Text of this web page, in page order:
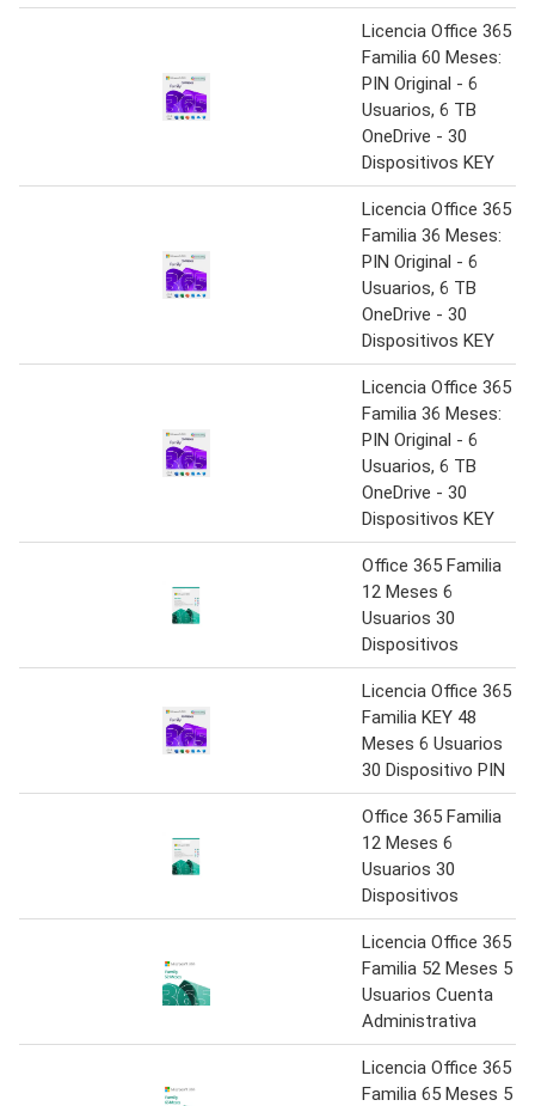
Licencia Office 365
Familia 60 Meses:
PIN Original - 6
Usuarios, 6 TB
OneDrive - 30
Dispositivos KEY
Licencia Office 365
Familia 36 Meses:
PIN Original - 6
Usuarios, 6 TB
OneDrive - 30
Dispositivos KEY
Licencia Office 365
Familia 36 Meses:
PIN Original - 6
Usuarios, 6 TB
OneDrive - 30
Dispositivos KEY
Office 365 Familia
12 Meses 6
Usuarios 30
Dispositivos
Licencia Office 365
Familia KEY 48
Meses 6 Usuarios
30 Dispositivo PIN
Office 365 Familia
12 Meses 6
Usuarios 30
Dispositivos
Licencia Office 365
Familia 52 Meses 5
Usuarios Cuenta
Administrativa
Licencia Office 365
Familia 65 Meses 5